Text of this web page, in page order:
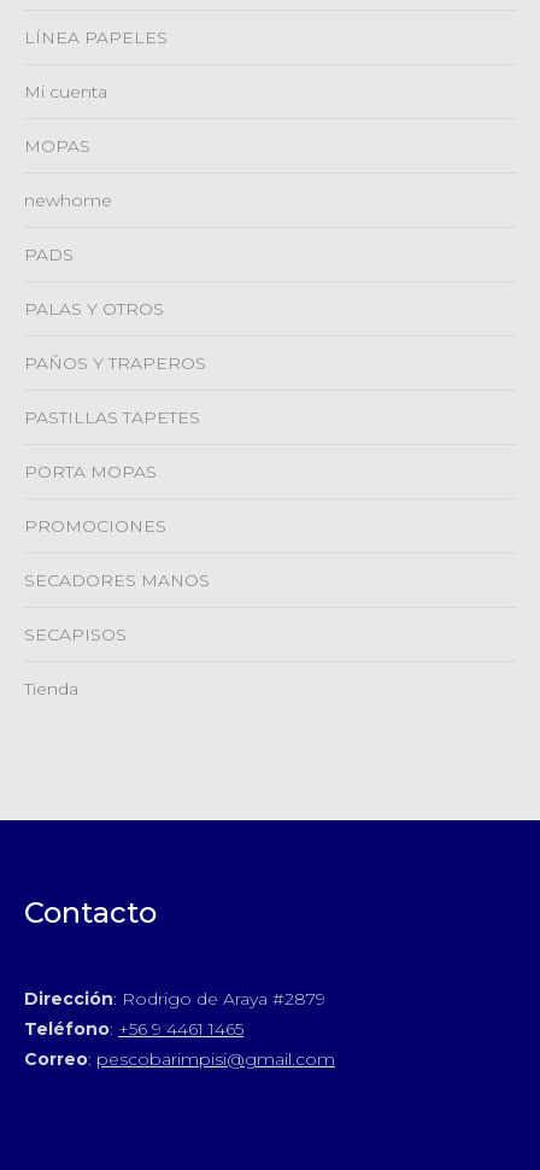
LÍNEA PAPELES
Mi cuenta
MOPAS
newhome
PADS
PALAS Y OTROS
PAÑOS Y TRAPEROS
PASTILLAS TAPETES
PORTA MOPAS
PROMOCIONES
SECADORES MANOS
SECAPISOS
Tienda
Contacto
Dirección: Rodrigo de Araya #2879
Teléfono: +56 9 4461 1465
Correo: pescobarimpisi@gmail.com